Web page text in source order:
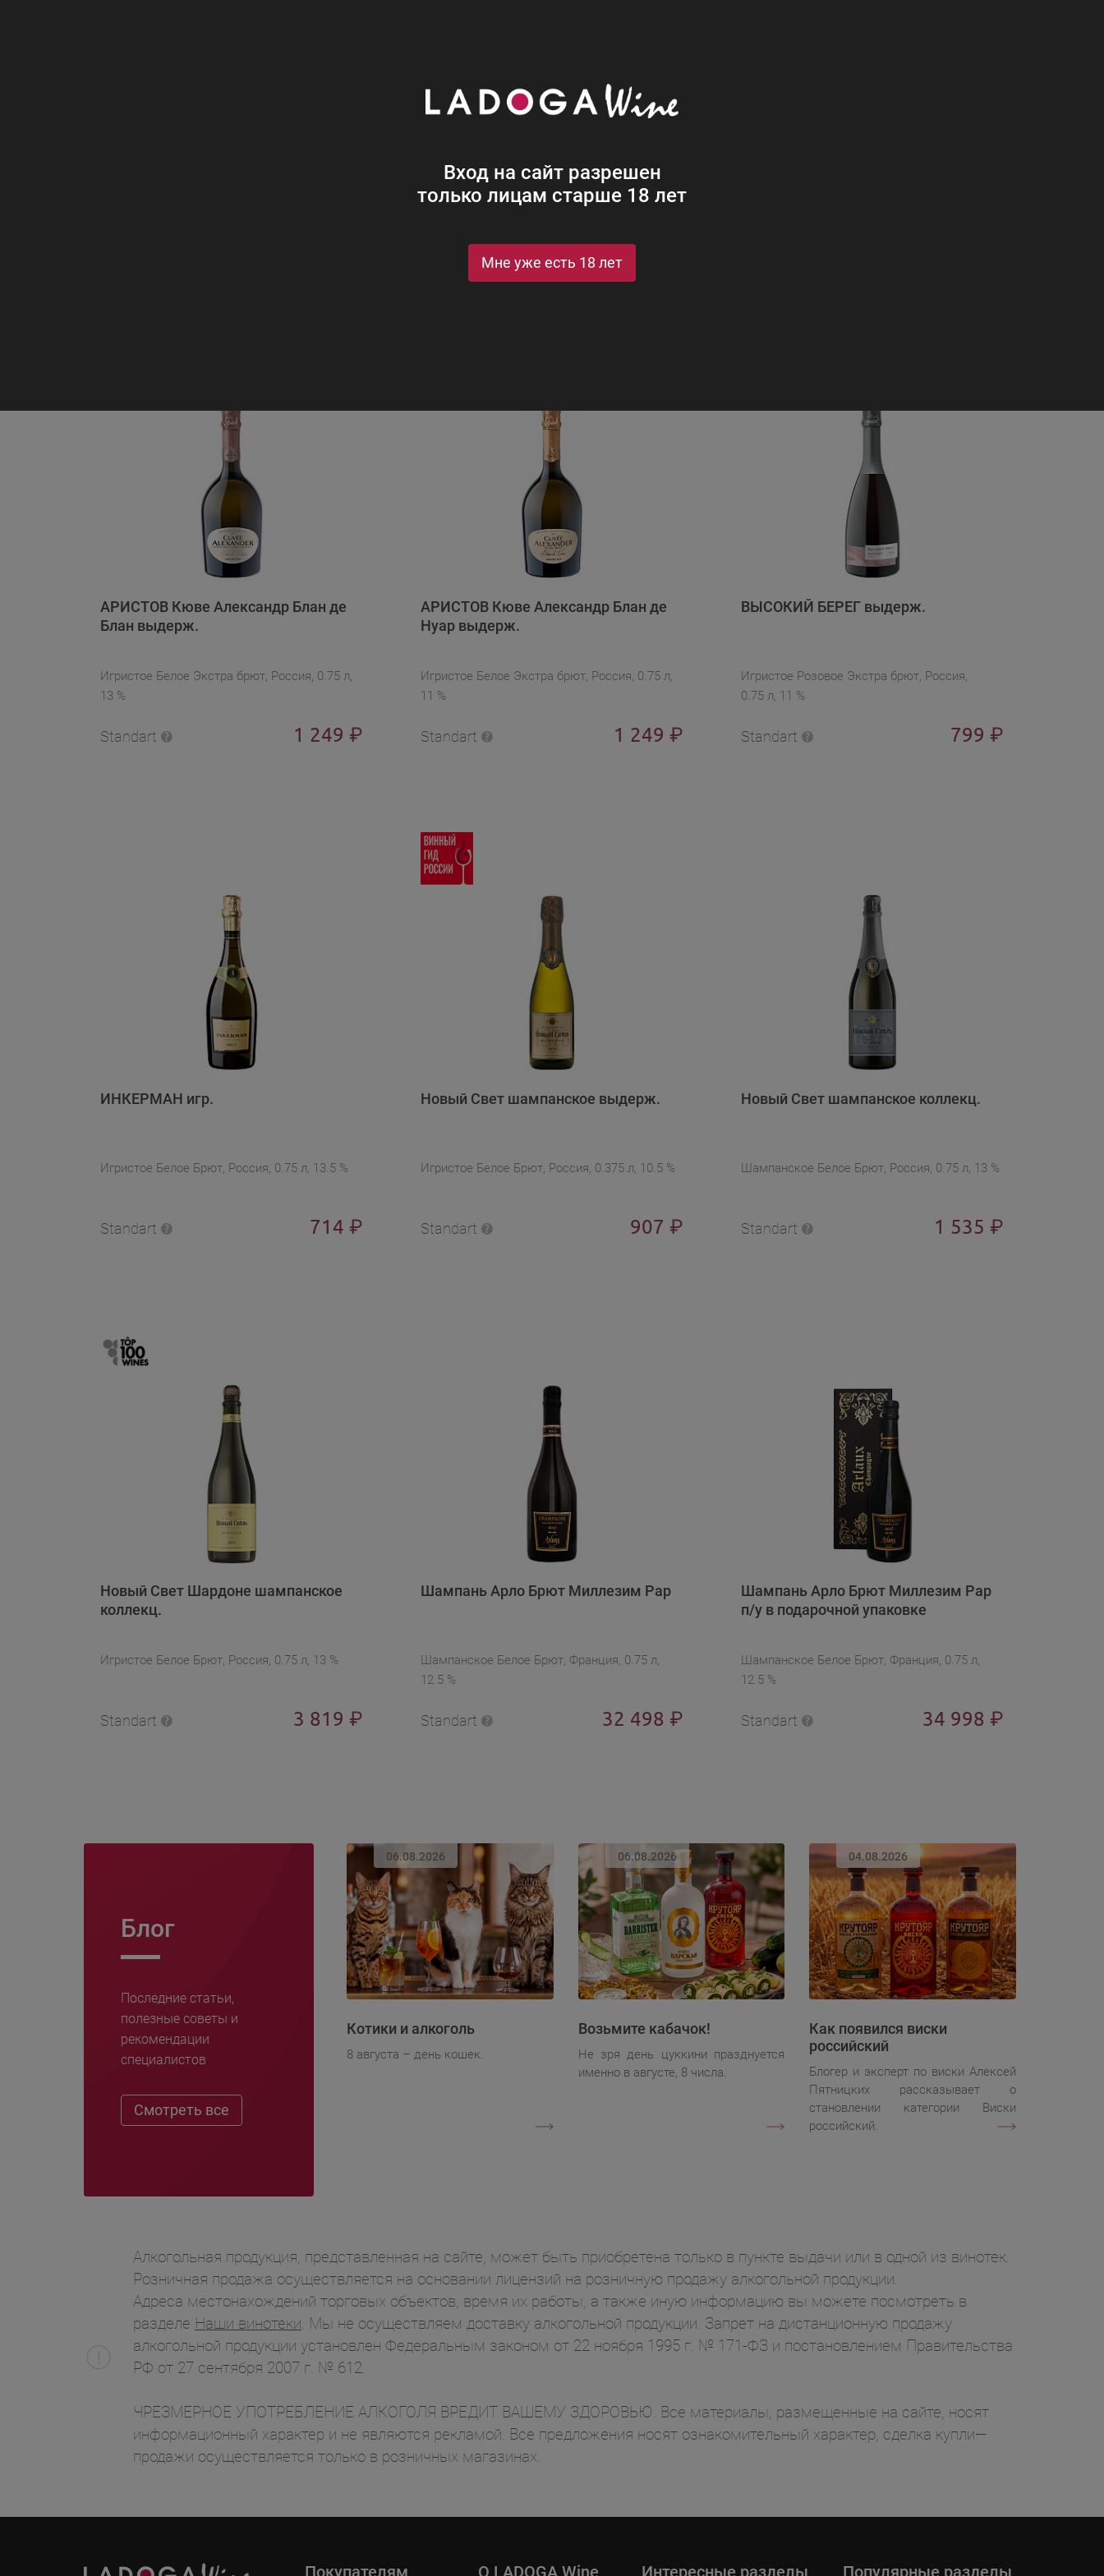
Вход на сайт разрешен
только лицам старше 18 лет
Мне уже есть 18 лет
АРИСТОВ Кюве Александр Блан де
Блан выдерж.
Игристое Белое Экстра брют, Россия, 0.75 л,
13 %
Standart 1 249 ₽
АРИСТОВ Кюве Александр Блан де
Нуар выдерж.
Игристое Белое Экстра брют, Россия, 0.75 л,
11 %
Standart 1 249 ₽
ВЫСОКИЙ БЕРЕГ выдерж.
Игристое Розовое Экстра брют, Россия,
0.75 л, 11 %
Standart 799 ₽
ИНКЕРМАН игр.
Игристое Белое Брют, Россия, 0.75 л, 13.5 %
Standart 714 ₽
Новый Свет шампанское выдерж.
Игристое Белое Брют, Россия, 0.375 л, 10.5 %
Standart 907 ₽
Новый Свет шампанское коллекц.
Шампанское Белое Брют, Россия, 0.75 л, 13 %
Standart 1 535 ₽
Новый Свет Шардоне шампанское
коллекц.
Игристое Белое Брют, Россия, 0.75 л, 13 %
Standart 3 819 ₽
Шампань Арло Брют Миллезим Рар
Шампанское Белое Брют, Франция, 0.75 л,
12.5 %
Standart 32 498 ₽
Шампань Арло Брют Миллезим Рар
п/у в подарочной упаковке
Шампанское Белое Брют, Франция, 0.75 л,
12.5 %
Standart 34 998 ₽
Блог
Последние статьи,
полезные советы и
рекомендации
специалистов
Смотреть все
06.08.2026
Котики и алкоголь
8 августа – день кошек.
06.08.2026
Возьмите кабачок!
Не зря день цуккини празднуется
именно в августе, 8 числа.
04.08.2026
Как появился виски
российский
Блогер и эксперт по виски Алексей
Пятницких рассказывает о
становлении категории Виски
российский.
Алкогольная продукция, представленная на сайте, может быть приобретена только в пункте выдачи или в одной из винотек.
Розничная продажа осуществляется на основании лицензий на розничную продажу алкогольной продукции.
Адреса местонахождений торговых объектов, время их работы, а также иную информацию вы можете посмотреть в
разделе Наши винотеки. Мы не осуществляем доставку алкогольной продукции. Запрет на дистанционную продажу
алкогольной продукции установлен Федеральным законом от 22 ноября 1995 г. № 171-ФЗ и постановлением Правительства
РФ от 27 сентября 2007 г. № 612.
ЧРЕЗМЕРНОЕ УПОТРЕБЛЕНИЕ АЛКОГОЛЯ ВРЕДИТ ВАШЕМУ ЗДОРОВЬЮ. Все материалы, размещенные на сайте, носят
информационный характер и не являются рекламой. Все предложения носят ознакомительный характер, сделка купли—
продажи осуществляется только в розничных магазинах.
Покупателям O LADOGA Wine Интересные разделы Популярные разделы